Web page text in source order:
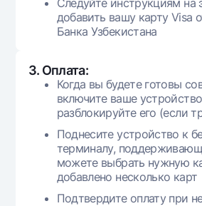
Следуйте инструкциям на
добавить вашу карту Visa
Банка Узбекистана
3. Оплата:
Когда вы будете готовы
включите ваше
разблокируйте его (если
Поднесите устройство к
терминалу,
можете выбрать нужную
добавлено несколько карт
Подтвердите оплату при